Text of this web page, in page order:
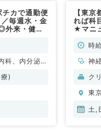
チカで通勤便
毎週水・金
来・健診
科、内分泌・
)
【東
れば科
★マニ
時給1
時
神
ル
脳
管
ク
東
土,